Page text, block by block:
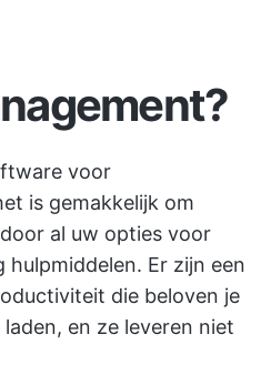
voor
is gemakkelijk om
al uw opties voor
hulpmiddelen. Er zijn een
die beloven je
en ze leveren niet